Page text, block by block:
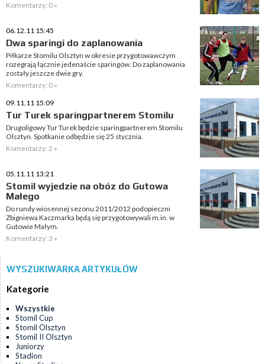
Komentarzy: 0 »
06.12.11 15:45
Dwa sparingi do zaplanowania
Piłkarze Stomilu Olsztyn w okresie przygotowawczym
rozegrają łącznie jedenaście sparingów. Do zaplanowania
zostały jeszcze dwie gry.
Komentarzy: 0 »
09.11.11 15:09
Tur Turek sparingpartnerem Stomilu
Drugoligowy Tur Turek będzie sparingpartnerem Stomilu
Olsztyn. Spotkanie odbędzie się 25 stycznia.
Komentarzy: 2 »
05.11.11 13:21
Stomil wyjedzie na obóz do Gutowa
Małego
Do rundy wiosennej sezonu 2011/2012 podopieczni
Zbigniewa Kaczmarka będą się przygotowywali m.in. w
Gutowie Małym.
Komentarzy: 3 »
WYSZUKIWARKA ARTYKUŁÓW
Kategorie
Wszystkie
Stomil Cup
Stomil Olsztyn
Stomil II Olsztyn
Juniorzy
Stadion